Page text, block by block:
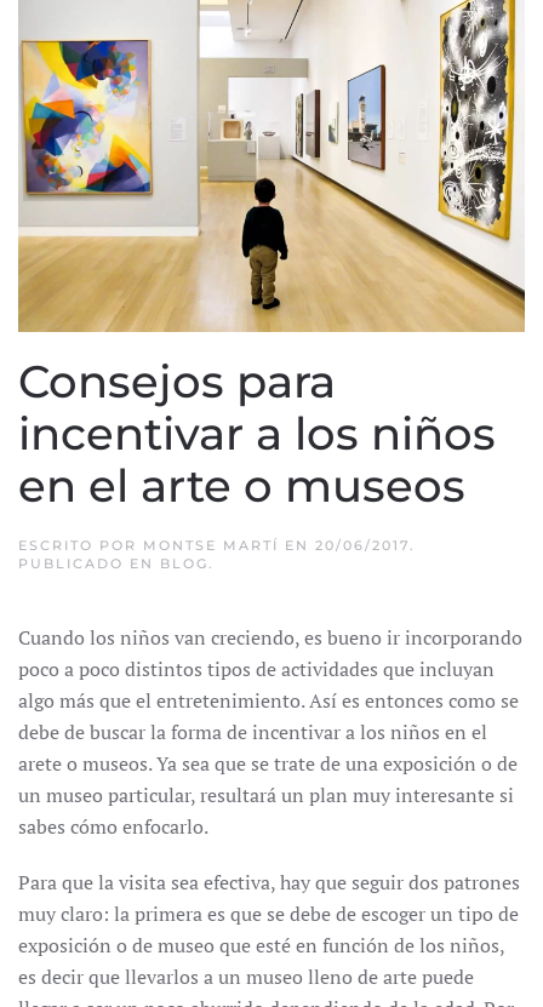
Consejos para
incentivar a los niños
en el arte o museos
ESCRITO POR MONTSE MARTÍ EN 20/06/2017.
PUBLICADO EN BLOG.
Cuando los niños van creciendo, es bueno ir incorporando
poco a poco distintos tipos de actividades que incluyan
algo más que el entretenimiento. Así es entonces como se
debe de buscar la forma de incentivar a los niños en el
arete o museos. Ya sea que se trate de una exposición o de
un museo particular, resultará un plan muy interesante si
sabes cómo enfocarlo.
Para que la visita sea efectiva, hay que seguir dos patrones
muy claro: la primera es que se debe de escoger un tipo de
exposición o de museo que esté en función de los niños,
es decir que llevarlos a un museo lleno de arte puede